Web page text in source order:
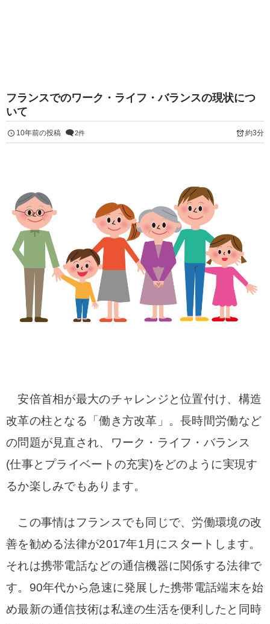
フランスでのワーク・ライフ・バランスの現状につ
いて
10年前の投稿 2件 約3分
安倍首相が最大のチャレンジと位置付け、構造
改革の柱となる「働き方改革」。長時間労働など
の問題が見直され、ワーク・ライフ・バランス
(仕事とプライベートの充実)をどのように実現す
るか楽しみでもあります。
この事情はフランスでも同じで、労働環境の改
善を勧める法律が2017年1月にスタートします。
それは携帯電話などの通信機器に関係する法律で
す。90年代から急速に発展した携帯電話端末を始
め最新の通信技術は私達の生活を便利したと同時